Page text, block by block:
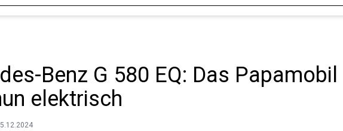
Benz G 580 EQ: Das Papamobil
elektrisch